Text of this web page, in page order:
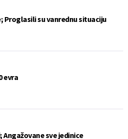
su vanrednu situaciju
evra
Angažovane sve jedinice